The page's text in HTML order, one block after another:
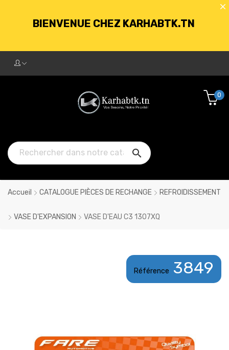
BIENVENUE CHEZ KARHABTK.TN
250DT D'ACHATS

0
Accueil CATALOGUE PIÈCES DE RECHANGE REFROIDISSEMENT
VASE D'EXPANSION VASE D'EAU C3 1307XQ
Référence 3849